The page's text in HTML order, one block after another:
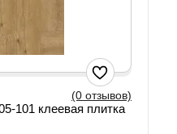
(0 отзывов)
101 клеевая плитка